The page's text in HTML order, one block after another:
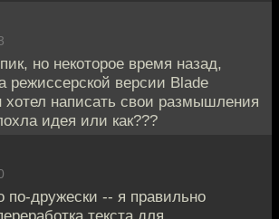
но некоторое время назад,
режиссерской версии Blade
хотел написать свои размышления
идея или как???
по-дружески -- я правильно